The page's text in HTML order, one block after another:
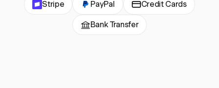
Stripe PayPal Credit Cards
Bank Transfer